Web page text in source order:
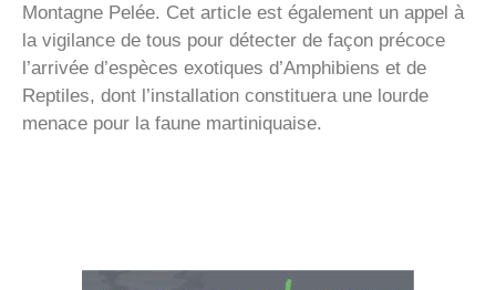
Montagne Pelée. Cet article est également un appel à
la vigilance de tous pour détecter de façon précoce
l’arrivée d’espèces exotiques d’Amphibiens et de
Reptiles, dont l’installation constituera une lourde
menace pour la faune martiniquaise.